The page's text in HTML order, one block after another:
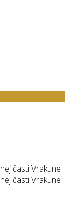
časti Vrakune
časti Vrakune